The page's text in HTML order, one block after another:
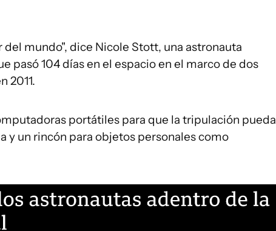
mundo", dice Nicole Stott, una astronauta
pasó 104 días en el espacio en el marco de dos
2011.
portátiles para que la tripulación pueda
y un rincón para objetos personales como